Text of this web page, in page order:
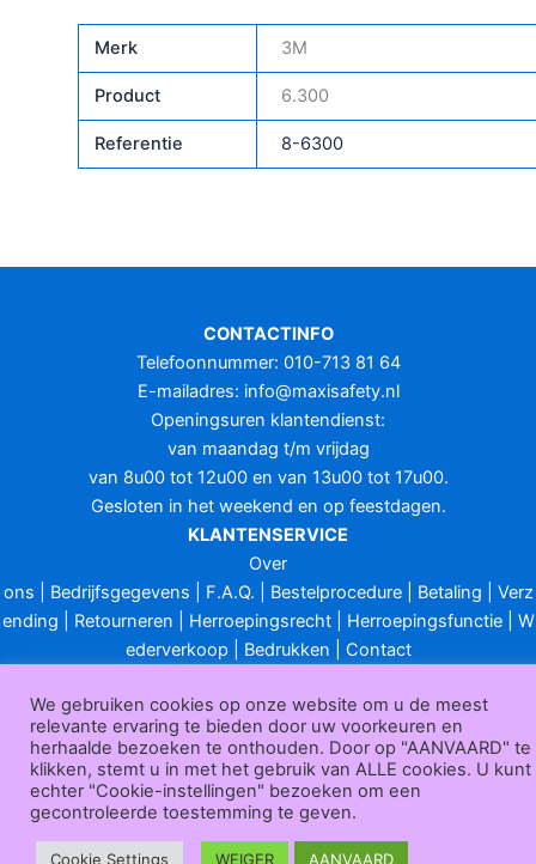
Merk 3M
Product 6.300
Referentie 8-6300
CONTACTINFO
Telefoonnummer: 010-713 81 64
E-mailadres: info@maxisafety.nl
Openingsuren klantendienst:
van maandag t/m vrijdag
van 8u00 tot 12u00 en van 13u00 tot 17u00.
Gesloten in het weekend en op feestdagen.
KLANTENSERVICE
Over
ons
Bedrijfsgegevens F.A.Q. Bestelprocedure| Betaling
Verz
ending
Retourneren Herroepingsrecht| Herroepingsfunctie| W
ederverkoop
Bedrukken
Contact
Maxisafety.nl © 2026
We gebruiken cookies op onze website om u de meest
relevante ervaring te bieden door uw voorkeuren en
herhaalde bezoeken te onthouden. Door op "AANVAARD" te
klikken, stemt u in met het gebruik van ALLE cookies. U kunt
echter "Cookie-instellingen" bezoeken om een
gecontroleerde toestemming te geven.
Cookie Settings WEIGER AANVAARD